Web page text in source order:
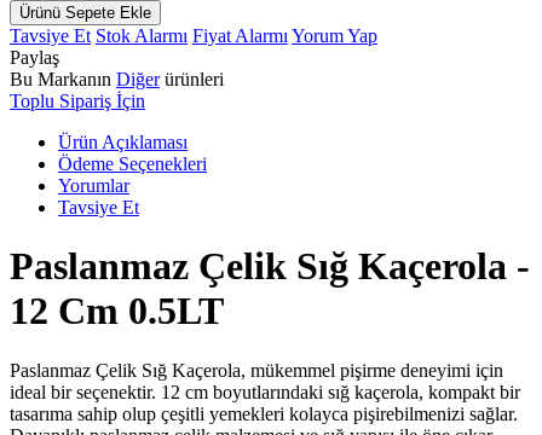
Ürünü Sepete Ekle
Tavsiye Et Stok Alarmı Fiyat Alarmı Yorum Yap
Paylaş
Bu Markanın Diğerürünleri
Toplu Sipariş İçin
Ürün Açıklaması
Ödeme Seçenekleri
Yorumlar
Tavsiye Et
Paslanmaz Çelik Sığ Kaçerola -
12 Cm 0.5LT
Paslanmaz Çelik Sığ Kaçerola, mükemmel pişirme deneyimi için
ideal bir seçenektir. 12 cm boyutlarındaki sığ kaçerola, kompakt bir
tasarıma sahip olup çeşitli yemekleri kolayca pişirebilmenizi sağlar.